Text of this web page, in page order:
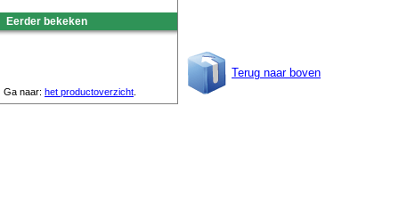
Terug naar boven
Eerder bekeken
Ga naar: het productoverzicht